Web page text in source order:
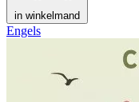
in winkelmand
Engels